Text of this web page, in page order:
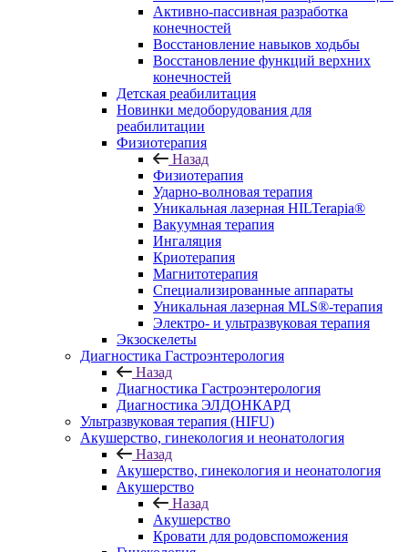
Активно-пассивная разработка
конечностей
Восстановление навыков ходьбы
Восстановление функций верхних
конечностей
Детская реабилитация
Новинки медоборудования для
реабилитации
Физиотерапия
Назад
Физиотерапия
Ударно-волновая терапия
Уникальная лазерная HILTerapia®
Вакуумная терапия
Ингаляция
Криотерапия
Магнитотерапия
Специализированные аппараты
Уникальная лазерная MLS®-терапия
Электро- и ультразвуковая терапия
Экзоскелеты
Диагностика Гастроэнтерология
Назад
Диагностика Гастроэнтерология
Диагностика ЭЛДОНКАРД
Ультразвуковая терапия (HIFU)
Акушерство, гинекология и неонатология
Назад
Акушерство, гинекология и неонатология
Акушерство
Назад
Акушерство
Кровати для родовспоможения